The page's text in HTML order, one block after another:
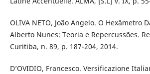
OLIVA NETO, João Angelo. O Hexâmetro
Alberto Nunes: Teoria e Repercussões.
Curitiba, n. 89, p. 187-204, 2014.
D’OVIDIO, Francesco. Versificazione